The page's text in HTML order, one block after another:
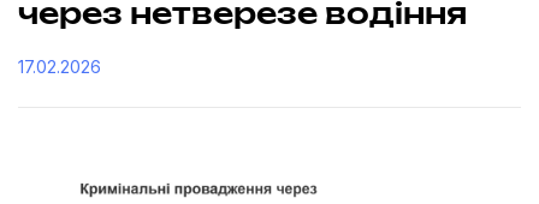
через нетверезе водіння
17.02.2026